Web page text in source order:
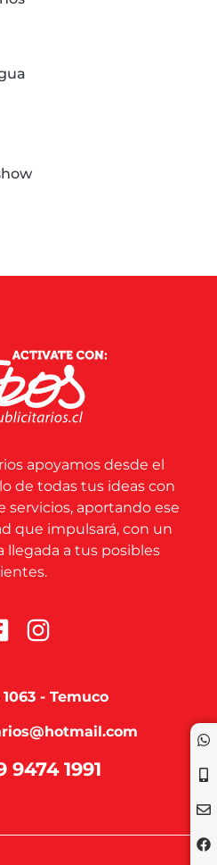
apoyamos desde el
de todas tus ideas con
servicios, aportando ese
que impulsará, con un
llegada a tus posibles
- Temuco
9474 1991